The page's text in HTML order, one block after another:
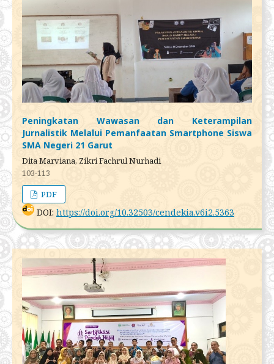
Peningkatan Wawasan dan Keterampilan
Jurnalistik Melalui Pemanfaatan Smartphone Siswa
SMA Negeri 21 Garut
Dita Marviana, Zikri Fachrul Nurhadi
103-113
PDF
DOI: https://doi.org/10.32503/cendekia.v6i2.5363